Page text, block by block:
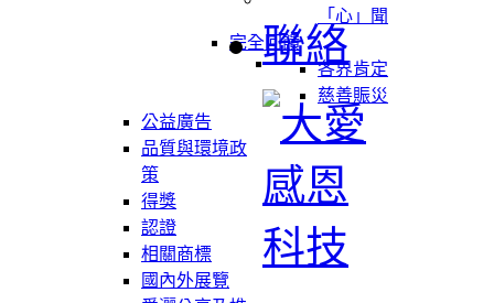
「心」聞
完全回饋
各界肯定
慈善賑災
公益廣告
品質與環境政
策
得獎
認證
相關商標
國內外展覽
聯絡